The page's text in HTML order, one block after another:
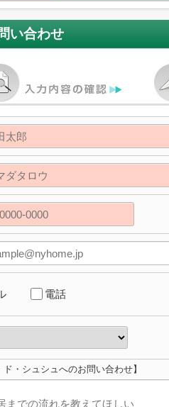
い合わせ
電話
ド・シュシュへのお問い合わせ】